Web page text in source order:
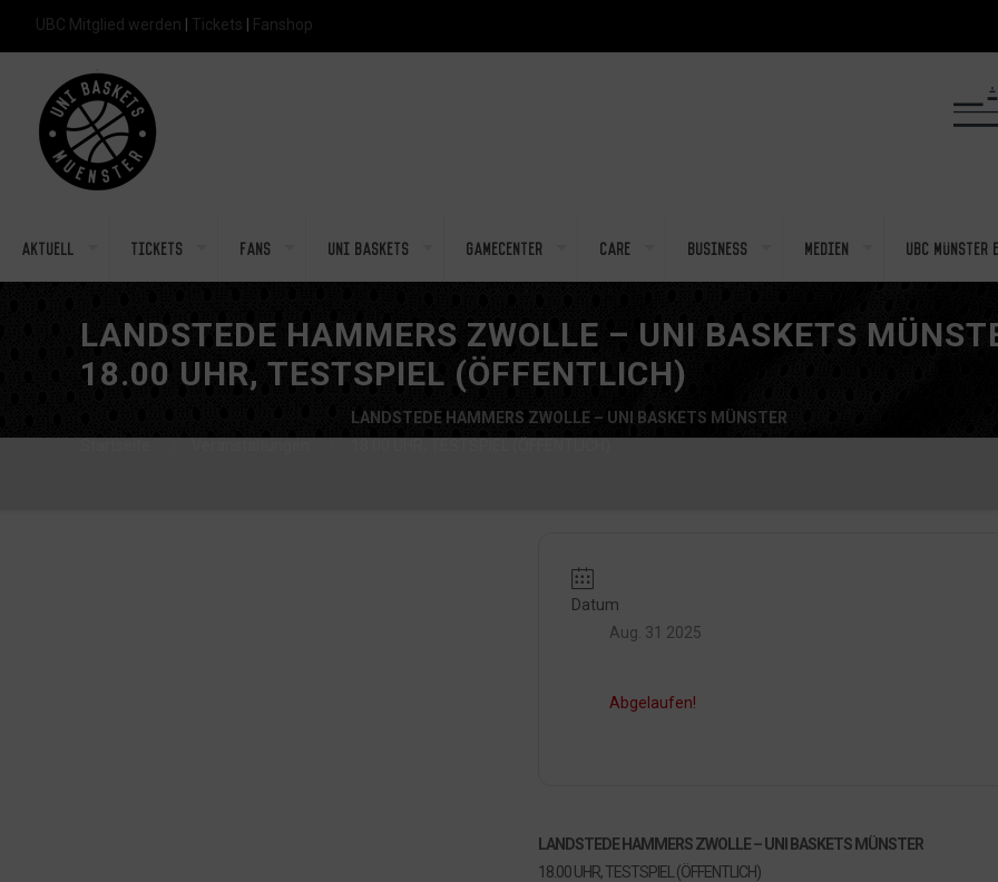
UBC Mitglied werden Tickets Fanshop
Aktuell Tickets Fans Uni Baskets Gamecenter Care Business Medien UBC Münster
LANDSTEDE HAMMERS ZWOLLE – UNI BASKETS
18.00 UHR, TESTSPIEL (ÖFFENTLICH)
LANDSTEDE HAMMERS ZWOLLE – UNI BASKETS MÜNSTER
Datum
Aug. 31 2025
Abgelaufen!
LANDSTEDE HAMMERS ZWOLLE – UNI BASKETS MÜNSTER
18.00 UHR, TESTSPIEL (ÖFFENTLICH)